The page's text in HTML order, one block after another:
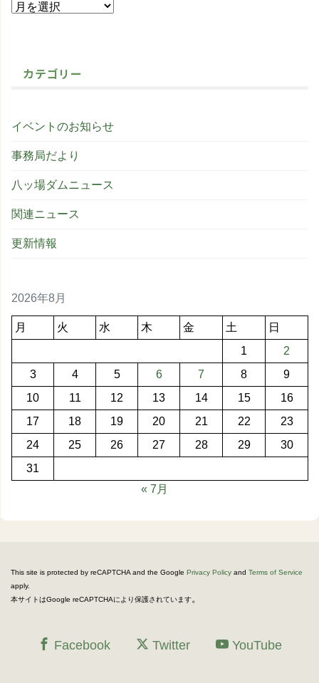
カテゴリー
イベントのお知らせ
事務局だより
八ッ場ダムニュース
関連ニュース
更新情報
2026年8月
月 火 水 木 金 土
日
1
2
3
4 5 6 7 8
9
10
11 12 13 14 15
16
17
18 19 20 21 22
23
24
25 26 27 28 29
30
31
« 7月
This site is protected by reCAPTCHA and the Google Privacy Policy and Terms of Service
apply.
本サイトはGoogle reCAPTCHAにより保護されています。
Facebook Twitter YouTube